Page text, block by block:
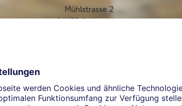
Mühlstrasse 2
04435 Schkeuditz